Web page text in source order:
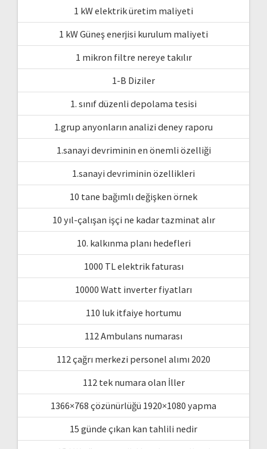
1 kW elektrik üretim maliyeti
1 kW Güneş enerjisi kurulum maliyeti
1 mikron filtre nereye takılır
1-B Diziler
1. sınıf düzenli depolama tesisi
1.grup anyonların analizi deney raporu
1.sanayi devriminin en önemli özelliği
1.sanayi devriminin özellikleri
10 tane bağımlı değişken örnek
10 yıl-çalışan işçi ne kadar tazminat alır
10. kalkınma planı hedefleri
1000 TL elektrik faturası
10000 Watt inverter fiyatları
110 luk itfaiye hortumu
112 Ambulans numarası
112 çağrı merkezi personel alımı 2020
112 tek numara olan İller
1366×768 çözünürlüğü 1920×1080 yapma
15 günde çıkan kan tahlili nedir